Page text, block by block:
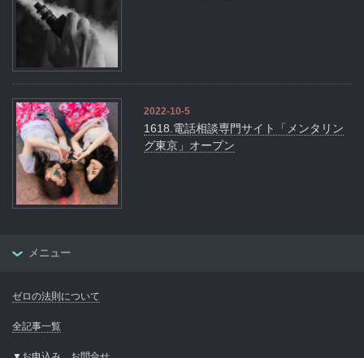
2022-10-5
1618.電話相談専門サイト「メンタリン
グ東京」オープン
メニュー
ゼロの法則について
全記事一覧